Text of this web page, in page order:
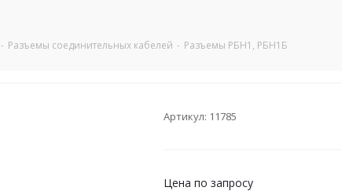
- Разъемы соединительных кабелей - Разъемы РБН1, РБН1Б
Артикул: 11785
Цена по запросу